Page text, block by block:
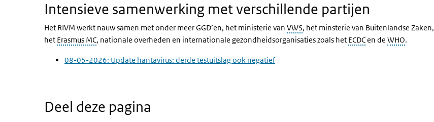
Intensieve samenwerking met verschillende partijen
Het RIVM werkt nauw samen met onder meer GGD’en, het ministerie van VWS, het minsterie van Buitenlandse Zaken,
het Erasmus MC, nationale overheden en internationale gezondheidsorganisaties zoals het ECDCen de WHO.
08-05-2026: Update hantavirus: derde testuitslag ook negatief
Deel deze pagina